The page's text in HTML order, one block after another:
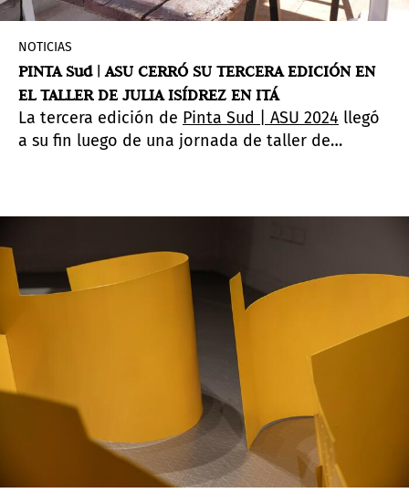
NOTICIAS
PINTA Sud | ASU CERRÓ SU TERCERA EDICIÓN EN
EL TALLER DE JULIA ISÍDREZ EN ITÁ
La tercera edición de Pinta Sud | ASU 2024 llegó
a su fin luego de una jornada de taller de